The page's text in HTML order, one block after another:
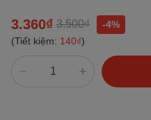
3.360₫ 3.500₫
-4%
(Tiết kiệm: 140₫)